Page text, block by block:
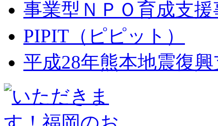
事業型ＮＰＯ育成支援
PIPIT（ピピット）
平成28年熊本地震復